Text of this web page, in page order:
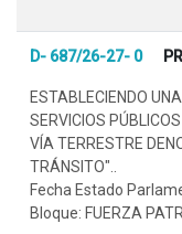
D- 687/26-27- 0
ESTABLECIENDO
SERVICIOS
VÍA TERRESTRE
TRÁNSITO"..
Fecha Estado
Bloque: FUERZA